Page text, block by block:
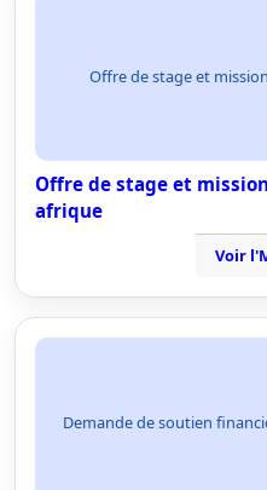
Offre de stage et
Offre de stage et
afrique
Voir
Demande de soutien